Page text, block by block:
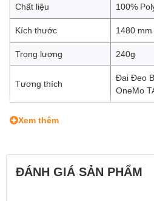
Chất liệu 100%
Kích thước 1480
Trọng lượng 240g
Tương thích
Đai Đeo
OneMo
Xem thêm
ĐÁNH GIÁ SẢN PHẨM